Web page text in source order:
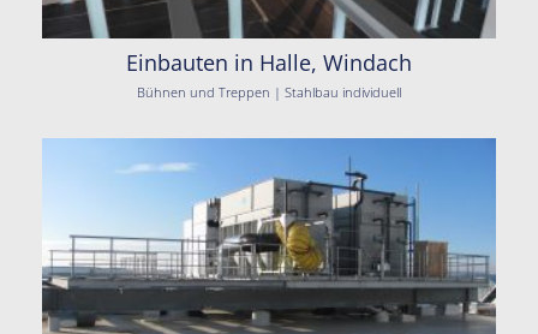
Einbauten in Halle, Windach
Bühnen und Treppen | Stahlbau individuell